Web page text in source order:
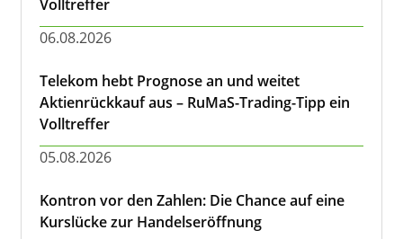
Volltreffer
06.08.2026
Telekom hebt Prognose an und weitet
Aktienrückkauf aus – RuMaS-Trading-Tipp ein
Volltreffer
05.08.2026
Kontron vor den Zahlen: Die Chance auf eine
Kurslücke zur Handelseröffnung